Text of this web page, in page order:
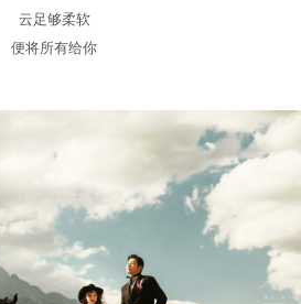
云足够柔软
便将所有给你